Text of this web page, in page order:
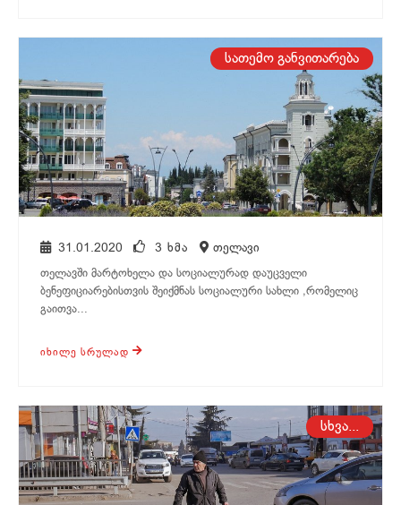
სათემო განვითარება
31.01.2020 3 ᲮᲛᲐ თელავი
თელავში მარტოხელა და სოციალურად დაუცველი
ბენეფიციარებისთვის შეიქმნას სოციალური სახლი ,რომელიც
გაითვა...
ᲘᲮᲘᲚᲔ ᲡᲠᲣᲚᲐᲓ
სხვა...
გურჯაანი